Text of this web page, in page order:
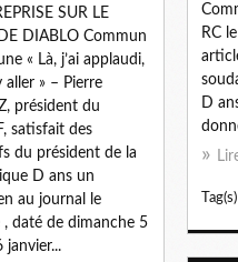
SUR LE
DIABLO Commun
« Là, j’ai applaudi,
aller » – Pierre
président du
satisfait des
du président de la
D ans un
au journal le
, daté de dimanche 5
janvier...
RC
D